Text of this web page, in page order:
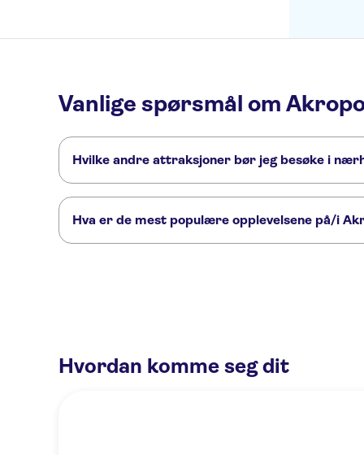
Vanlige spørsmål om
Hvilke andre attraksjoner bør jeg besøke i
Acropolis Museum Ancient Agora of Athens Temple of
Hva er de mest populære opplevelsene på/i
Hvordan komme seg dit